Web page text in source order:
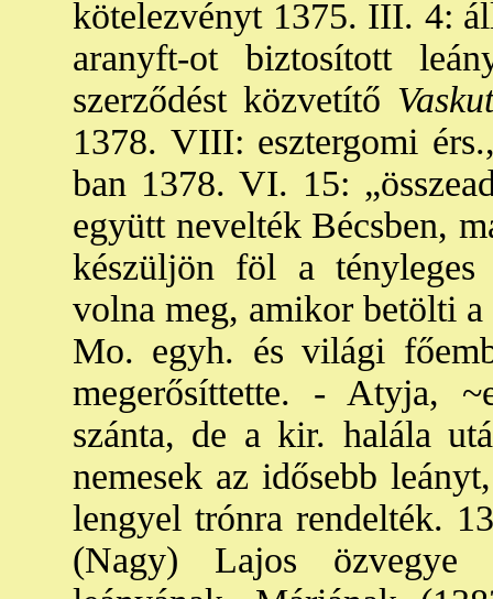
kötelezvényt 1375. III. 4:
aranyft-ot biztosított
szerződést közvetítő
1378. VIII: esztergomi
ban 1378. VI. 15:
együtt nevelték Bécsben,
készüljön föl a tényleges
volna meg, amikor betölti
Mo. egyh. és világi
megerősíttette. - Atyja,
szánta, de a kir. halála
nemesek az idősebb
lengyel trónra rendelték.
(Nagy) Lajos özvegye